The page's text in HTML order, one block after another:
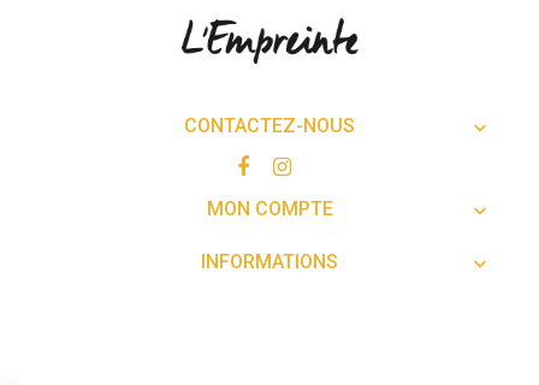
CONTACTEZ-NOUS 
MON COMPTE 
INFORMATIONS 